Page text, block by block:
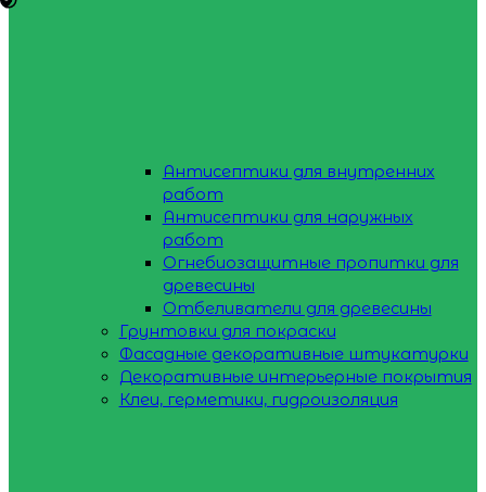
Антисептики для внутренних
работ
Антисептики для наружных
работ
Огнебиозащитные пропитки для
древесины
Отбеливатели для древесины
Грунтовки для покраски
Фасадные декоративные штукатурки
Декоративные интерьерные покрытия
Клеи, герметики, гидроизоляция